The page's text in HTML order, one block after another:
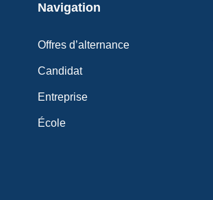
Navigation
Offres d’alternance
Candidat
Entreprise
École